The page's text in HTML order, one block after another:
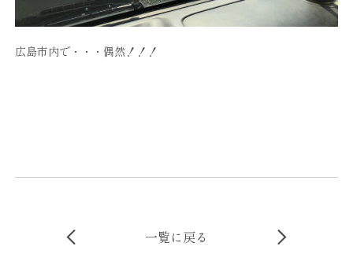
広島市内で・・・偶然！！！
一覧に戻る